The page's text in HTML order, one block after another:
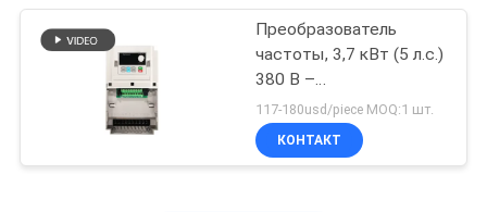
заварка
подогрева
индукции
Преобразователь
частоты, 3,7 кВт (5 л.с.)
380 В –
Преобразователь
частоты для
асинхронного двигателя
117-180usd/piece MOQ:1 шт.
КОНТАКТ